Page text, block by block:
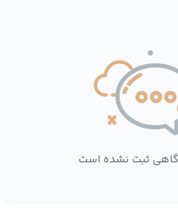
ثبت نشده است